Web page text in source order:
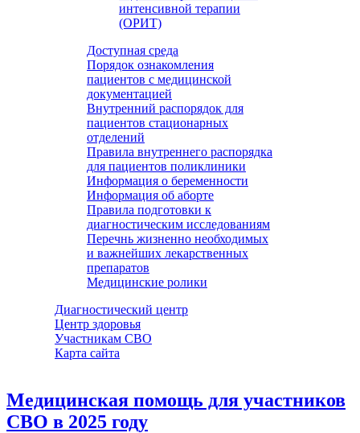
интенсивной терапии
(ОРИТ)
Доступная среда
Порядок ознакомления
пациентов с медицинской
документацией
Внутренний распорядок для
пациентов стационарных
отделений
Правила внутреннего распорядка
для пациентов поликлиники
Информация о беременности
Информация об аборте
Правила подготовки к
диагностическим исследованиям
Перечнь жизненно необходимых
и важнейших лекарственных
препаратов
Медицинские ролики
Диагностический центр
Центр здоровья
Участникам СВО
Карта сайта
Медицинская помощь для участников
СВО в 2025 году